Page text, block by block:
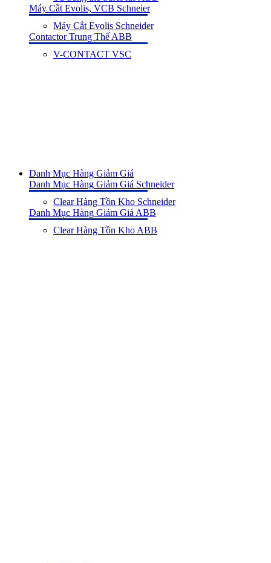
Máy Cắt Evolis, VCB Schneier
Máy Cắt Evolis Schneider
Contactor Trung Thế ABB
V-CONTACT VSC
Danh Mục Hàng Giảm Giá
Danh Mục Hàng Giảm Giá Schneider
Clear Hàng Tồn Kho Schneider
Danh Mục Hàng Giảm Giá ABB
Clear Hàng Tồn Kho ABB